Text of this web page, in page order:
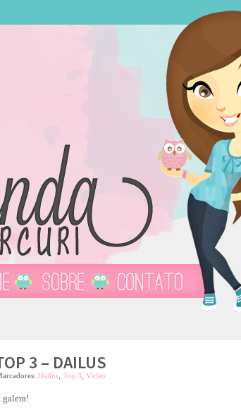
3 – DAILUS
Dailus Top 3 Vídeo
galera!